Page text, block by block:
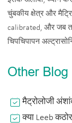
चुंबकीय क्षेत्र और
calibrated, और जब
चिपचिपापन
Other Blog
मैट्रोलोजी
क्या Leeb